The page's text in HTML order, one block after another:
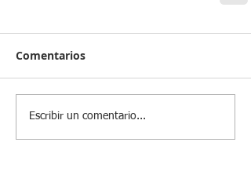
Comentarios
Escribir un comentario...